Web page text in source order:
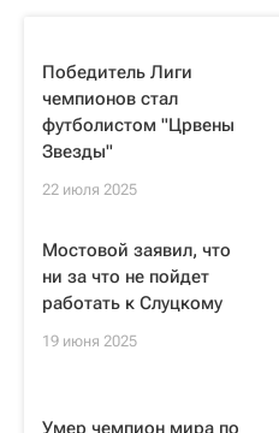
Победитель Лиги
чемпионов стал
футболистом "Црвены
Звезды"
22 июля 2025
Мостовой заявил, что
ни за что не пойдет
работать к Слуцкому
19 июня 2025
Умер чемпион мира по